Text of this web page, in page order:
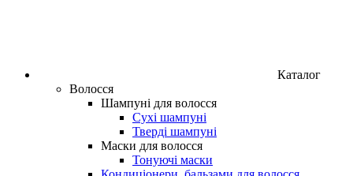
Каталог
Волосся
Шампуні для волосся
Сухі шампуні
Тверді шампуні
Маски для волосся
Тонуючі маски